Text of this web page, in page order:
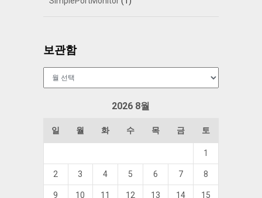
보관함
2026 8월
일 월 화 수 목 금 토
1
2 3 4 5 6 7 8
9 10 11 12 13 14 15